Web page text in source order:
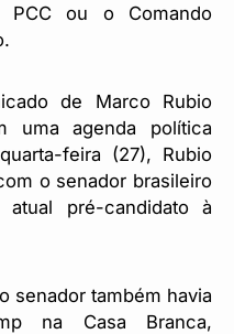
PCC ou o Comando
de Marco Rubio
uma agenda política
feira (27), Rubio
o senador brasileiro
atual pré-candidato à
senador também havia
na Casa Branca,